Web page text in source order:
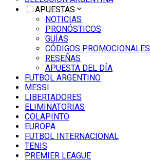
APUESTAS
NOTICIAS
PRONÓSTICOS
GUÍAS
CÓDIGOS PROMOCIONALES
RESEÑAS
APUESTA DEL DÍA
FUTBOL ARGENTINO
MESSI
LIBERTADORES
ELIMINATORIAS
COLAPINTO
EUROPA
FUTBOL INTERNACIONAL
TENIS
PREMIER LEAGUE